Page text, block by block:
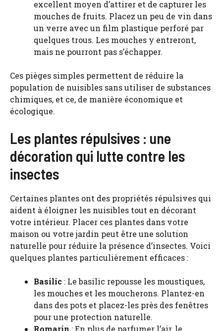
excellent moyen d’attirer et de capturer les
mouches de fruits. Placez un peu de vin dans
un verre avec un film plastique perforé par
quelques trous. Les mouches y entreront,
mais ne pourront pas s’échapper.
Ces pièges simples permettent de réduire la
population de nuisibles sans utiliser de substances
chimiques, et ce, de manière économique et
écologique.
Les plantes répulsives : une
décoration qui lutte contre les
insectes
Certaines plantes ont des propriétés répulsives qui
aident à éloigner les nuisibles tout en décorant
votre intérieur. Placer ces plantes dans votre
maison ou votre jardin peut être une solution
naturelle pour réduire la présence d’insectes. Voici
quelques plantes particulièrement efficaces :
Basilic : Le basilic repousse les moustiques,
les mouches et les moucherons. Plantez-en
dans des pots et placez-les près des fenêtres
pour une protection naturelle.
Romarin : En plus de parfumer l’air, le